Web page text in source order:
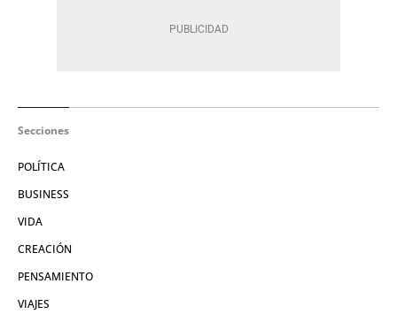
Secciones
POLÍTICA
BUSINESS
VIDA
CREACIÓN
PENSAMIENTO
VIAJES